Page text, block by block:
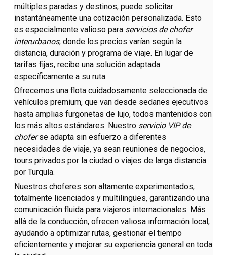
múltiples paradas y destinos, puede solicitar
instantáneamente una cotización personalizada. Esto
es especialmente valioso para servicios de chofer
interurbanos, donde los precios varían según la
distancia, duración y programa de viaje. En lugar de
tarifas fijas, recibe una solución adaptada
específicamente a su ruta.
Ofrecemos una flota cuidadosamente seleccionada de
vehículos premium, que van desde sedanes ejecutivos
hasta amplias furgonetas de lujo, todos mantenidos con
los más altos estándares. Nuestro servicio VIP de
choferse adapta sin esfuerzo a diferentes
necesidades de viaje, ya sean reuniones de negocios,
tours privados por la ciudad o viajes de larga distancia
por Turquía.
Nuestros choferes son altamente experimentados,
totalmente licenciados y multilingües, garantizando una
comunicación fluida para viajeros internacionales. Más
allá de la conducción, ofrecen valiosa información local,
ayudando a optimizar rutas, gestionar el tiempo
eficientemente y mejorar su experiencia general en toda